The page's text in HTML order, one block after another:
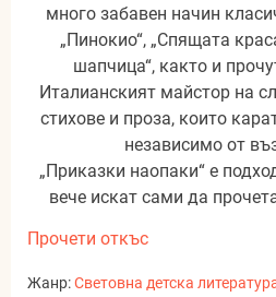
много забавен начин
„Пинокио“, „Спящата
шапчица“, както и
Италианският майстор на
стихове и проза, които
независимо от
„Приказки наопаки“ е
вече искат сами да
Прочети откъс
Жанр:Световна детска